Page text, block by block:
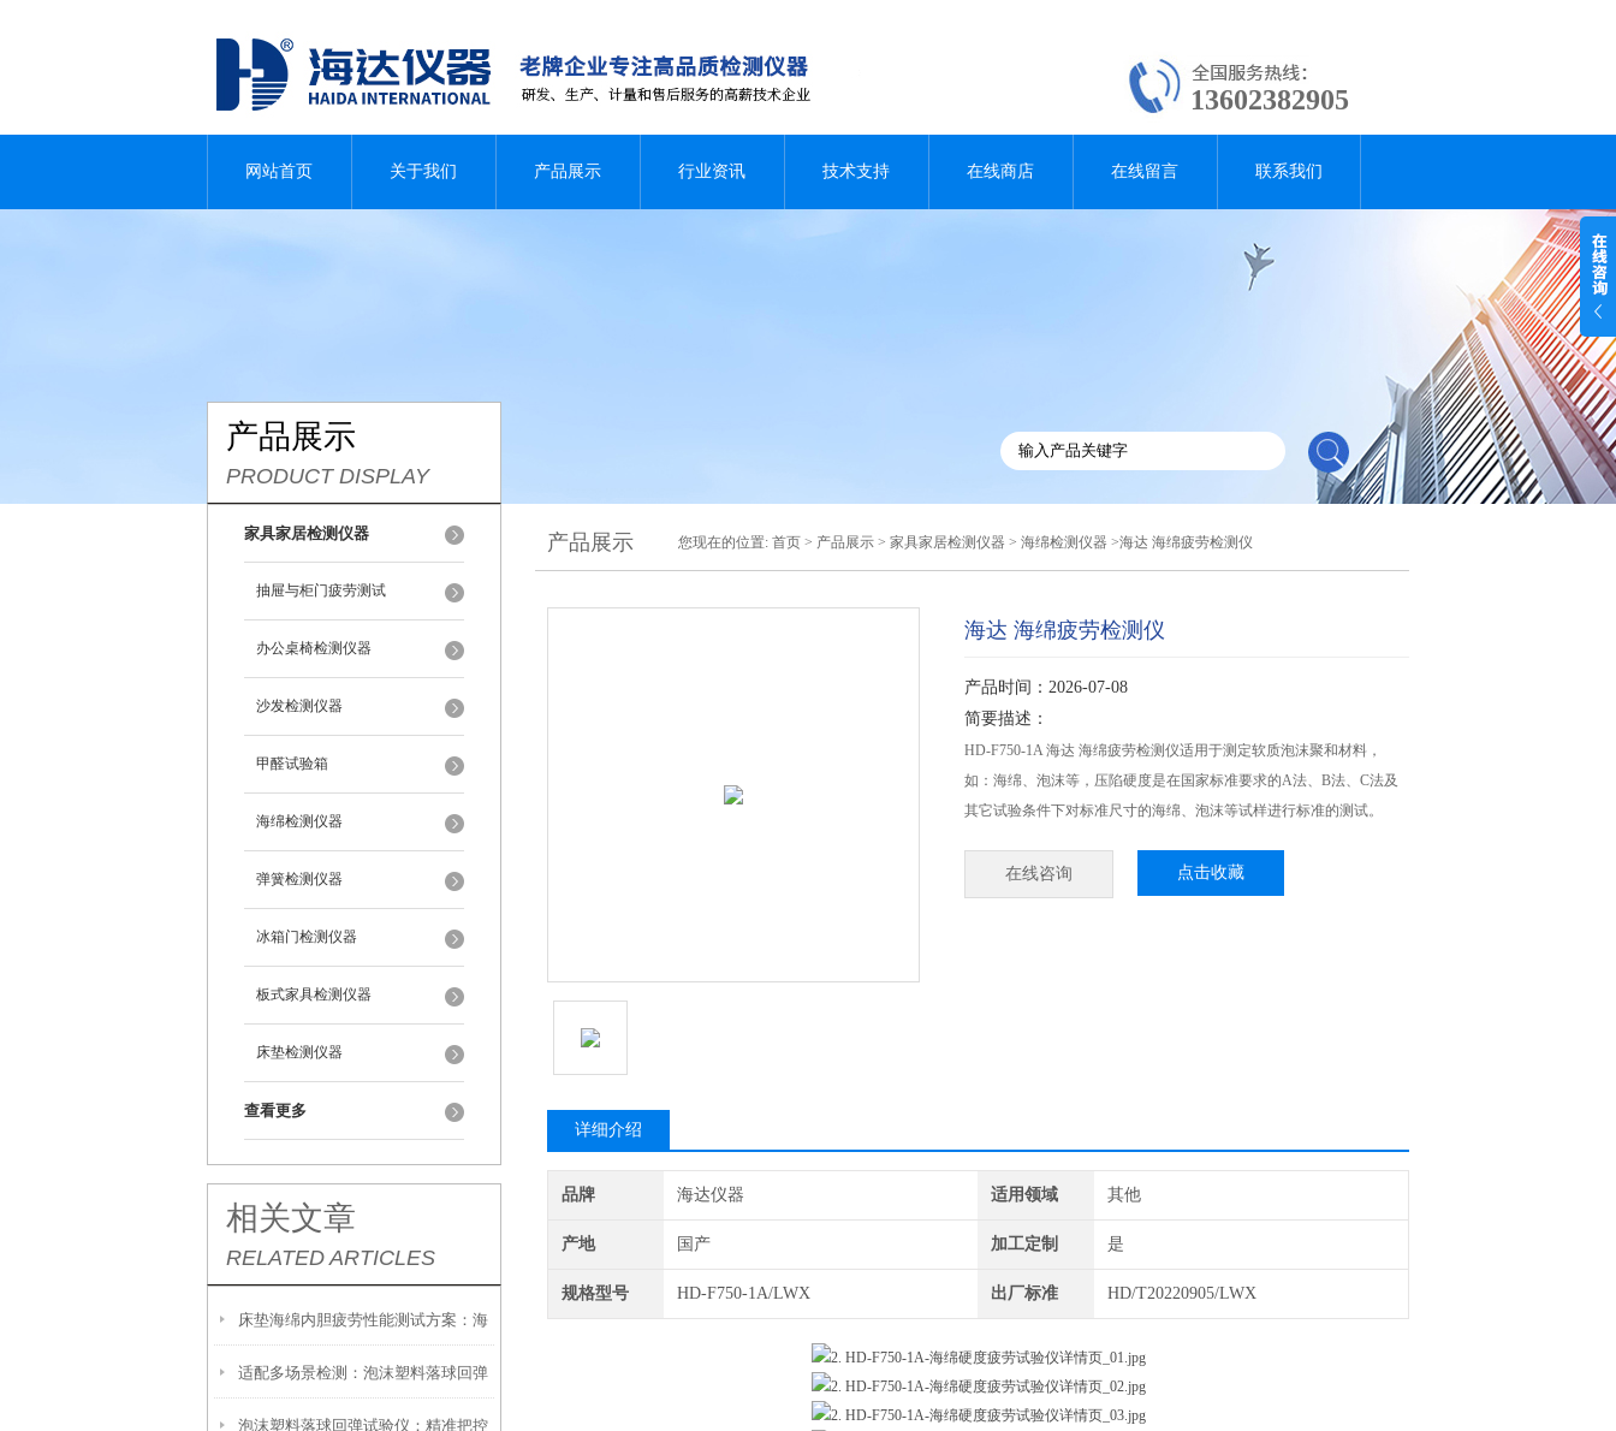
13602382905
网站首页 关于我们 产品展示 行业资讯 技术支持 在线商店 在线留言 联系我们
产品展示
PRODUCT DISPLAY
家具家居检测仪器
抽屉与柜门疲劳测试
办公桌椅检测仪器
沙发检测仪器
甲醛试验箱
海绵检测仪器
弹簧检测仪器
冰箱门检测仪器
板式家具检测仪器
床垫检测仪器
查看更多
相关文章
RELATED ARTICLES
床垫海绵内胆疲劳性能测试方案：海
绵疲劳试验机检测厚度与硬度损失
适配多场景检测：泡沫塑料落球回弹
泡沫塑料落球回弹试验仪：精准把控
产品展示 您现在的位置: 首页 > 产品展示 > 家具家居检测仪器 > 海绵检测仪器 >海达 海绵疲劳检测仪
海达 海绵疲劳检测仪
产品时间：2026-07-08
简要描述：
HD-F750-1A 海达 海绵疲劳检测仪适用于测定软质泡沫聚和材料，
如：海绵、泡沫等，压陷硬度是在国家标准要求的A法、B法、C法及
其它试验条件下对标准尺寸的海绵、泡沫等试样进行标准的测试。
在线咨询 点击收藏
详细介绍
品牌 海达仪器 适用领域 其他
产地 国产 加工定制 是
规格型号 HD-F750-1A/LWX 出厂标准 HD/T20220905/LWX